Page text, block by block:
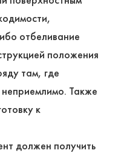
отбеливание
положения
там, где
Также
к
должен получить